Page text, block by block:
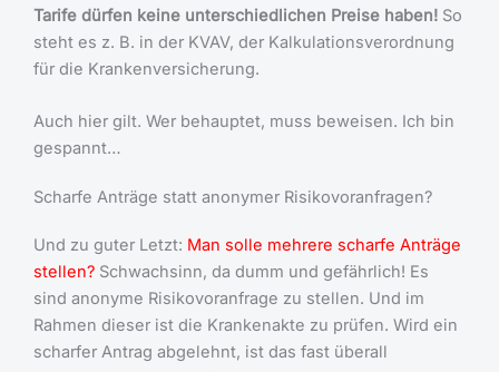
Tarife dürfen keine unterschiedlichen Preise haben! So
steht es z. B. in der KVAV, der Kalkulationsverordnung
für die Krankenversicherung.
Auch hier gilt. Wer behauptet, muss beweisen. Ich bin
gespannt…
Scharfe Anträge statt anonymer Risikovoranfragen?
Und zu guter Letzt: Man solle mehrere scharfe Anträge
stellen? Schwachsinn, da dumm und gefährlich! Es
sind anonyme Risikovoranfrage zu stellen. Und im
Rahmen dieser ist die Krankenakte zu prüfen. Wird ein
scharfer Antrag abgelehnt, ist das fast überall